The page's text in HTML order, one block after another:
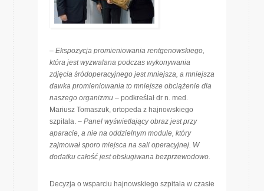
– Ekspozycja promieniowania rentgenowskiego,
która jest wyzwalana podczas wykonywania
zdjęcia śródoperacyjnego jest mniejsza, a mniejsza
dawka promieniowania to mniejsze obciążenie dla
naszego organizmu – podkreślał dr n. med.
Mariusz Tomaszuk, ortopeda z hajnowskiego
szpitala. – Panel wyświetlający obraz jest przy
aparacie, a nie na oddzielnym module, który
zajmował sporo miejsca na sali operacyjnej. W
dodatku całość jest obsługiwana bezprzewodowo.
Decyzja o wsparciu hajnowskiego szpitala w czasie